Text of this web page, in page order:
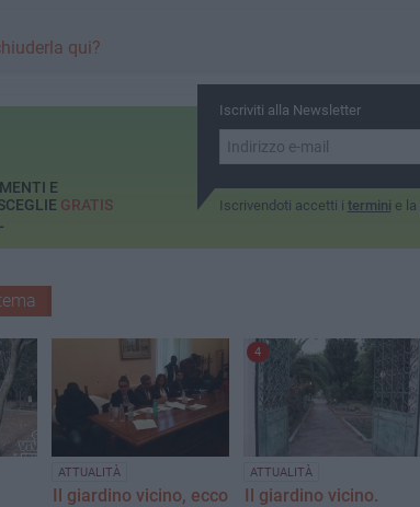
qui?
Iscriviti alla Newsletter
Iscrivendoti accetti i termini e la
E
GRATIS
ATTUALITÀ
Il giardino vicino, ecco
4
ATTUALITÀ
Il giardino vicino.